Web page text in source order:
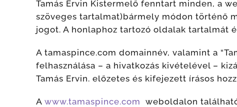
Tamás Ervin Kistermelő fenntart minden, a
szöveges tartalmat)bármely módon történő
jogot. A honlaphoz tartozó oldalak tartalmát
A tamaspince.com domainnév, valamint a
felhasználása – a hivatkozás kivételével –
Tamás Ervin. előzetes és kifejezett írásos
A www.tamaspince.com weboldalon